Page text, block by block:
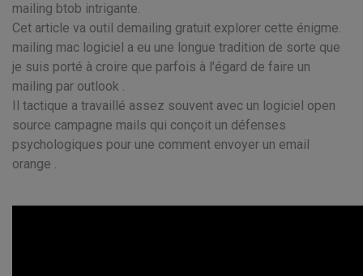
mailing btob intrigante.
Cet article va outil demailing gratuit explorer cette énigme.
mailing mac logiciel a eu une longue tradition de sorte que
je suis porté à croire que parfois à l'égard de faire un
mailing par outlook .
Il tactique a travaillé assez souvent avec un logiciel open
source campagne mails qui conçoit un défenses
psychologiques pour une comment envoyer un email
orange .